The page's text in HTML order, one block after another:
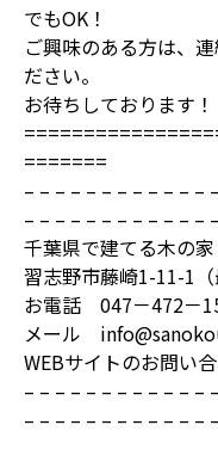
でもOK！
ご興味のある方は、
ださい。
お待ちしております！
=======
– – – – – – – – – – – –
– – – – – – – – – – – –
千葉県で建てる木の
習志野市藤崎1-11-1（
お電話 047－472－
メール
WEBサイトのお問い
– – – – – – – – – – – –
– – – – – – – – – – – –